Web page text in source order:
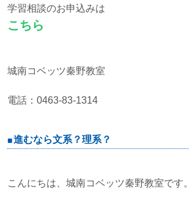
学習相談のお申込みは
こちら
城南コベッツ秦野教室
電話：0463-83-1314
進むなら文系？理系？
こんにちは、城南コベッツ秦野教室です。